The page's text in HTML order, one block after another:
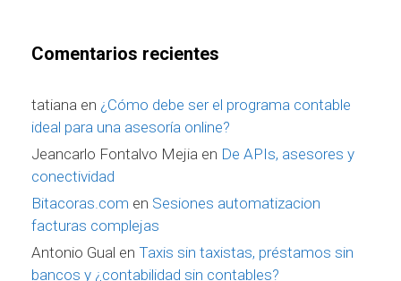
Comentarios recientes
tatiana en ¿Cómo debe ser el programa contable
ideal para una asesoría online?
Jeancarlo Fontalvo Mejia en De APIs, asesores y
conectividad
Bitacoras.com en Sesiones automatizacion
facturas complejas
Antonio Gual en Taxis sin taxistas, préstamos sin
bancos y ¿contabilidad sin contables?